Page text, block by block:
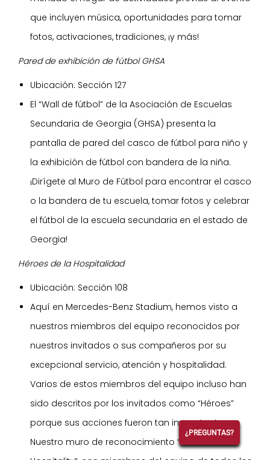
que incluyen música, oportunidades para tomar
fotos, activaciones, tradiciones, ¡y más!
Pared de exhibición de fútbol GHSA
Ubicación: Sección 127
El “Wall de fútbol” de la Asociación de Escuelas
Secundaria de Georgia (GHSA) presenta la
pantalla de pared del casco de fútbol para niño y
la exhibición de fútbol con bandera de la niña.
¡Dirígete al Muro de Fútbol para encontrar el casco
o la bandera de tu escuela, tomar fotos y celebrar
el fútbol de la escuela secundaria en el estado de
Georgia!
Héroes de la Hospitalidad
Ubicación: Sección 108
Aquí en Mercedes-Benz Stadium, hemos visto a
nuestros miembros del equipo reconocidos por
nuestros invitados o sus compañeros por su
excepcional servicio, atención y hospitalidad.
Varios de estos miembros del equipo incluso han
sido descritos por los invitados como “Héroes”
porque sus acciones fueron tan impactantes.
Nuestro muro de reconocimiento “Heroes of
¿PREGUNTAS?